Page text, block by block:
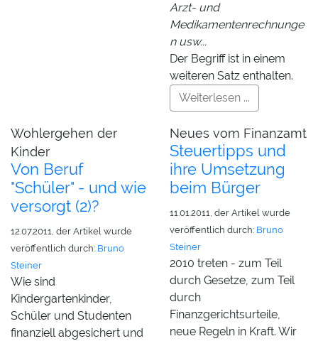
Arzt- und
Medikamentenrechnunge
n usw...
Der Begriff ist in einem
weiteren Satz enthalten.
Weiterlesen ...
Wohlergehen der
Kinder
Von Beruf
"Schüler" - und wie
versorgt (2)?
12.07.2011, der Artikel wurde
veröffentlich durch: Bruno
Steiner
Wie sind
Kindergartenkinder,
Schüler und Studenten
finanziell abgesichert und
Neues vom Finanzamt
Steuertipps und
ihre Umsetzung
beim Bürger
11.01.2011, der Artikel wurde
veröffentlich durch: Bruno
Steiner
2010 treten - zum Teil
durch Gesetze, zum Teil
durch
Finanzgerichtsurteile,
neue Regeln in Kraft. Wir